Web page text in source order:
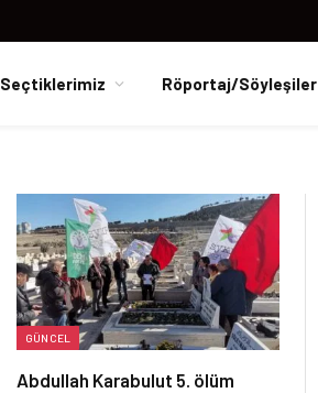
Seçtiklerimiz Röportaj/Söyleşiler
GÜNCEL
Abdullah Karabulut 5. ölüm